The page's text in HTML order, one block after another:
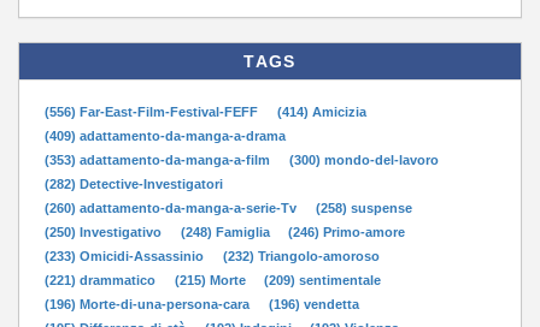
TAGS
(556) Far-East-Film-Festival-FEFF
(414) Amicizia
(409) adattamento-da-manga-a-drama
(353) adattamento-da-manga-a-film
(300) mondo-del-lavoro
(282) Detective-Investigatori
(260) adattamento-da-manga-a-serie-Tv
(258) suspense
(250) Investigativo
(248) Famiglia
(246) Primo-amore
(233) Omicidi-Assassinio
(232) Triangolo-amoroso
(221) drammatico
(215) Morte
(209) sentimentale
(196) Morte-di-una-persona-cara
(196) vendetta